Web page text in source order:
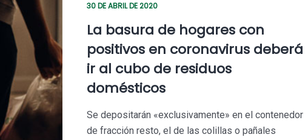
30 DE ABRIL DE 2020
La basura de hogares con
positivos en coronavirus deberá
ir al cubo de residuos
domésticos
Se depositarán «exclusivamente» en el contenedor
de fracción resto, el de las colillas o pañales